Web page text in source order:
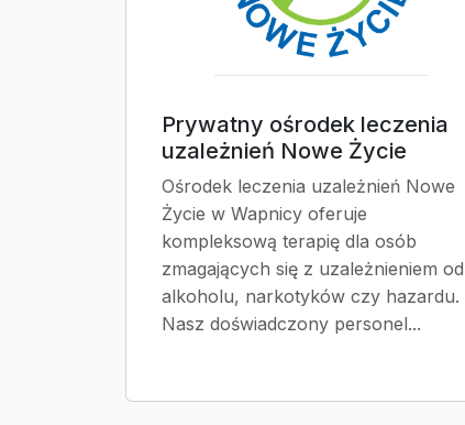
Prywatny ośrodek leczenia
uzależnień Nowe Życie
Ośrodek leczenia uzależnień Nowe
Życie w Wapnicy oferuje
kompleksową terapię dla osób
zmagających się z uzależnieniem od
alkoholu, narkotyków czy hazardu.
Nasz doświadczony personel...